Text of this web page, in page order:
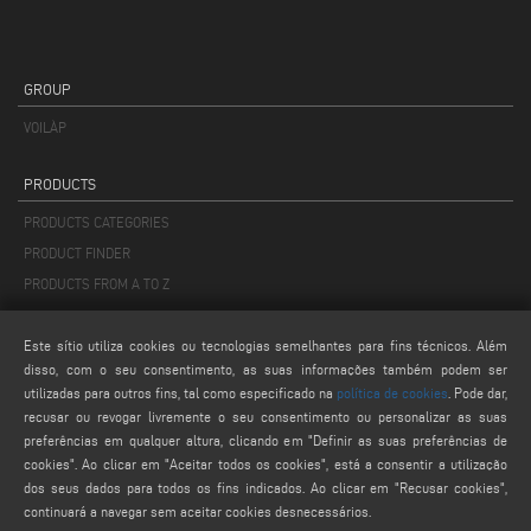
GROUP
VOILÀP
PRODUCTS
PRODUCTS CATEGORIES
PRODUCT FINDER
PRODUCTS FROM A TO Z
MAIL
info@keraglass.com
service@keraglass.com
webmaster@emmegi.com
FIND US ON
Este sítio utiliza cookies ou tecnologias semelhantes para fins técnicos. Além
disso, com o seu consentimento, as suas informações também podem ser
utilizadas para outros fins, tal como especificado na política de cookies . Pode dar,
recusar ou revogar livremente o seu consentimento ou personalizar as suas
preferências em qualquer altura, clicando em "Definir as suas preferências de
cookies". Ao clicar em "Aceitar todos os cookies", está a consentir a utilização
dos seus dados para todos os fins indicados. Ao clicar em "Recusar cookies",
continuará a navegar sem aceitar cookies desnecessários.